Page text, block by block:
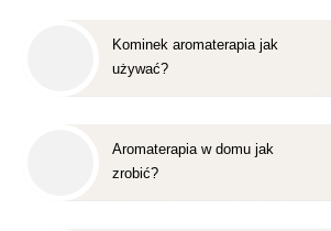
Kominek aromaterapia jak
używać?
Aromaterapia w domu jak
zrobić?